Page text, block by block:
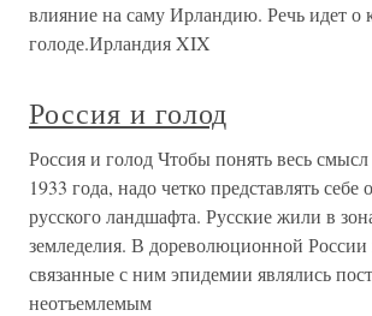
влияние на саму Ирландию. Речь идет о
голоде.Ирландия XIX
Россия и голод
Россия и голод Чтобы понять весь
1933 года, надо четко представлять себе
русского ландшафта. Русские жили в
земледелия. В дореволюционной России
связанные с ним эпидемии являлись
неотъемлемым